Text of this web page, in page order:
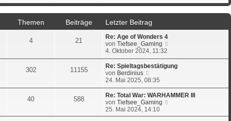
t
r
r
B
i
t
r
a
g
u
e
i
t
g
Themen Beiträge
Letzter Beitrag
4 21
Re: Age of Wonders 4
von Tiefsee_Gaming
u
e
r
B
4. Oktober 2024, 11:32
302 11155
Re: Spieltagsbestätigung
von Berdinius
e
u
e
s
t
e
24. Mai 2025, 08:35
40 588
Re: Total War: WARHAMMER III
von Tiefsee_Gaming
u
25. Mai 2024, 14:10